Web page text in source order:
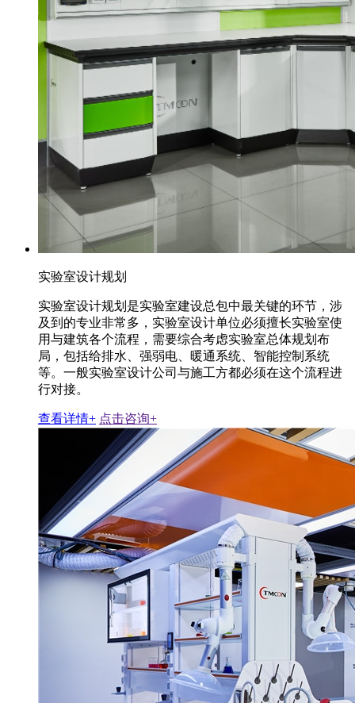
实验室设计规划
实验室设计规划是实验室建设总包中最关键的环节，涉
及到的专业非常多，实验室设计单位必须擅长实验室使
用与建筑各个流程，需要综合考虑实验室总体规划布
局，包括给排水、强弱电、暖通系统、智能控制系统
等。一般实验室设计公司与施工方都必须在这个流程进
行对接。
查看详情+ 点击咨询+